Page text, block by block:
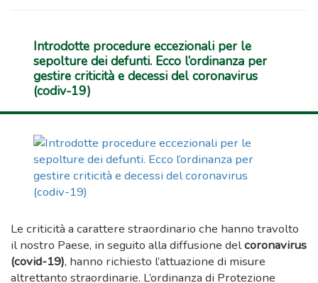
Introdotte procedure eccezionali per le
sepolture dei defunti. Ecco l’ordinanza per
gestire criticità e decessi del coronavirus
(codiv-19)
Le criticità a carattere straordinario che hanno travolto
il nostro Paese, in seguito alla diffusione delcoronavirus
(covid-19), hanno richiesto l’attuazione di misure
altrettanto straordinarie. L’ordinanza di Protezione